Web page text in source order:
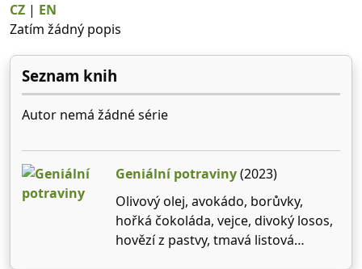
CZ | EN
Zatím žádný popis
Seznam knih
Autor nemá žádné série
Geniální potraviny(2023)
Olivový olej, avokádo, borůvky,
hořká čokoláda, vejce, divoký losos,
hovězí z pastvy, tmavá listová